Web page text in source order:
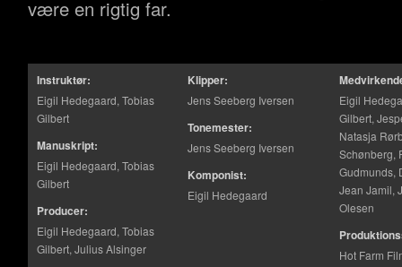
være en rigtig far.
Instruktør:
Eigil Hedegaard, Tobias
Gilbert
Manuskript:
Eigil Hedegaard, Tobias
Gilbert
Producer:
Eigil Hedegaard, Tobias
Gilbert, Julius Alsinger
Klipper:
Jens Seeberg Iversen
Tonemester:
Jens Seeberg Iversen
Komponist:
Eigil Hedegaard
Eigil
Gilbert,
Natasja
Schønberg,
Gudmunds,
Jean Jamil,
Olesen
Hot Farm